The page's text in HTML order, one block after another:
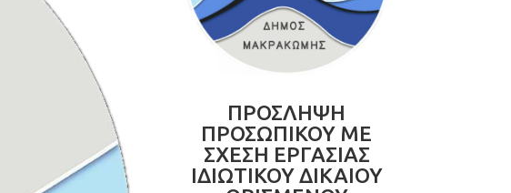
ΠΡΟΣΛΗΨΗ
ΠΡΟΣΩΠΙΚΟΥ ΜΕ
ΣΧΕΣΗ ΕΡΓΑΣΙΑΣ
ΙΔΙΩΤΙΚΟΥ ΔΙΚΑΙΟΥ